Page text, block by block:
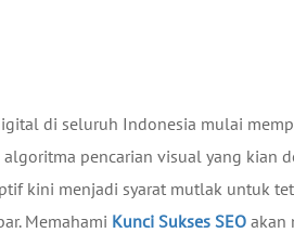
di seluruh Indonesia mulai
pencarian visual yang kian
kini menjadi syarat mutlak untuk
Memahami Kunci Sukses SEO akan